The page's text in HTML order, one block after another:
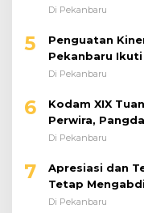
dengan Karya
Di Pekanbaru
5
Penguatan
Pekanbaru
Di Pekanbaru
6
Kodam XIX
Perwira,
Perkuat Kinerja
Di Pekanbaru
7
Apresiasi dan
Tetap
Di Pekanbaru